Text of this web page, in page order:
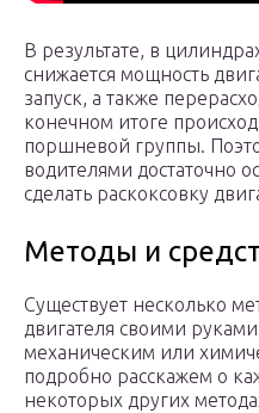
В результате, в
снижается мощность
запуск, а также
конечном итоге
поршневой группы.
водителями достаточно
сделать раскоксовку
Методы и
Существует несколько
двигателя своими
механическим или
подробно расскажем о
некоторых других